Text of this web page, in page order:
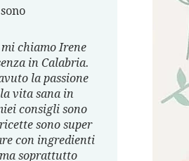
chiamo Irene
in Calabria.
la passione
vita sana in
consigli sono
sono super
con ingredienti
soprattutto